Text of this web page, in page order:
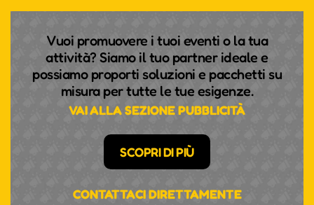
Vuoi promuovere i tuoi eventi o la tua
attività? Siamo il tuo partner ideale e
possiamo proporti soluzioni e pacchetti su
misura per tutte le tue esigenze.
VAI ALLA SEZIONE PUBBLICITÀ
SCOPRI DI PIÙ
CONTATTACI DIRETTAMENTE